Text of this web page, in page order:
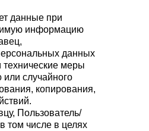
данные при
информацию
данных
технические меры
случайного
копирования,
Пользователь/
том числе в целях